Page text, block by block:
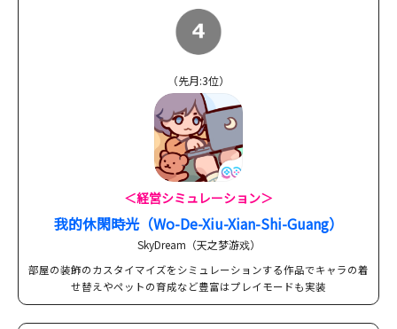
（先月:3位）
＜経営シミュレーション＞
我的休閑時光（Wo-De-Xiu-Xian-Shi-Guang）
SkyDream（天之梦游戏）
部屋の装飾のカスタイマイズをシミュレーションする作品でキャラの着
せ替えやペットの育成など豊富はプレイモードも実装